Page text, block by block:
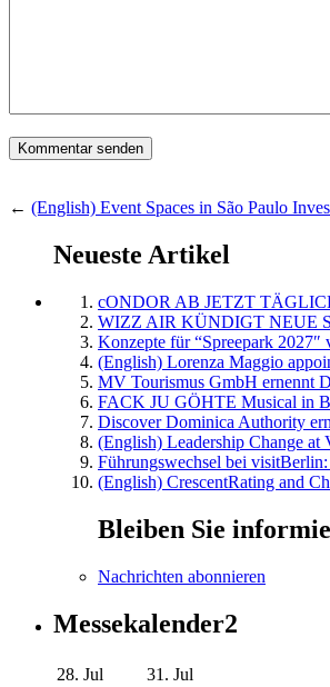
← (English) Event Spaces in São Paulo
Neueste Artikel
cONDOR AB JETZT
WIZZ AIR KÜNDIGT NEUE
Konzepte für “Spreepark 2027″
(English) Lorenza Maggio
MV Tourismus GmbH ernennt
FACK JU GÖHTE Musical in
Discover Dominica Authority
(English) Leadership Change at
Führungswechsel bei
(English) CrescentRating and
Bleiben Sie
Nachrichten abonnieren
Messekalender2
28. Jul
31. Jul